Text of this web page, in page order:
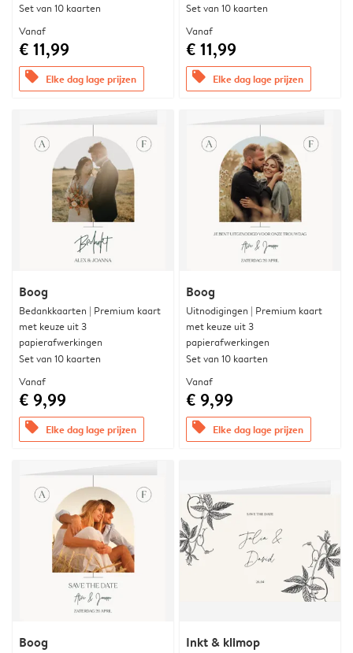
Set van 10 kaarten
Vanaf
€ 11,99
offers Elke dag lage prijzen
Set van 10 kaarten
Vanaf
€ 11,99
offers Elke dag lage prijzen
Boog
Bedankkaarten | Premium kaart
met keuze uit 3
papierafwerkingen
Set van 10 kaarten
Vanaf
€ 9,99
offers Elke dag lage prijzen
Boog
Uitnodigingen | Premium kaart
met keuze uit 3
papierafwerkingen
Set van 10 kaarten
Vanaf
€ 9,99
offers Elke dag lage prijzen
Boog Inkt & klimop